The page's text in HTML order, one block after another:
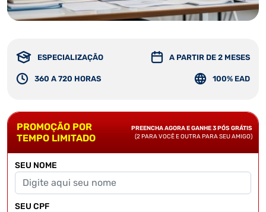
ESPECIALIZAÇÃO A PARTIR DE 2 MESES
360 A 720 HORAS 100% EAD
PROMOÇÃO POR
TEMPO LIMITADO
PREENCHA AGORA E GANHE 3 PÓS GRÁTIS
(2 PARA VOCÊ E OUTRA PARA SEU AMIGO)
SEU NOME
SEU CPF